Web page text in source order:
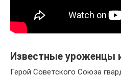
Известные уроженцы
Герой Советского Союза